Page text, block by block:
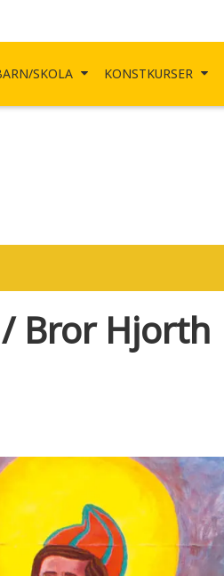
SKOLA KONSTKURSER
Bror Hjorth